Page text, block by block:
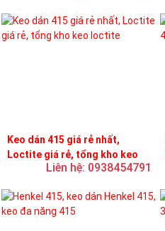
Keo dán 415 giá rẻ nhất,
Loctite giá rẻ, tổng kho keo
Liên hệ: 0938454791